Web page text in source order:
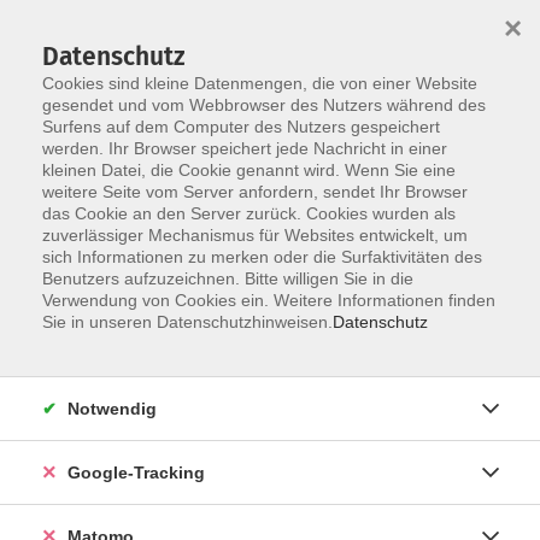
Skip to main content
Der Kurs konnte nicht gefunden werden.
Impressum
Datenschutz
Cookies sind kleine Datenmengen, die von einer Website
gesendet und vom Webbrowser des Nutzers während des
Surfens auf dem Computer des Nutzers gespeichert
werden. Ihr Browser speichert jede Nachricht in einer
kleinen Datei, die Cookie genannt wird. Wenn Sie eine
weitere Seite vom Server anfordern, sendet Ihr Browser
das Cookie an den Server zurück. Cookies wurden als
zuverlässiger Mechanismus für Websites entwickelt, um
sich Informationen zu merken oder die Surfaktivitäten des
Benutzers aufzuzeichnen. Bitte willigen Sie in die
Verwendung von Cookies ein. Weitere Informationen finden
Sie in unseren Datenschutzhinweisen. Datenschutz
×
Notwendig
Google-Tracking